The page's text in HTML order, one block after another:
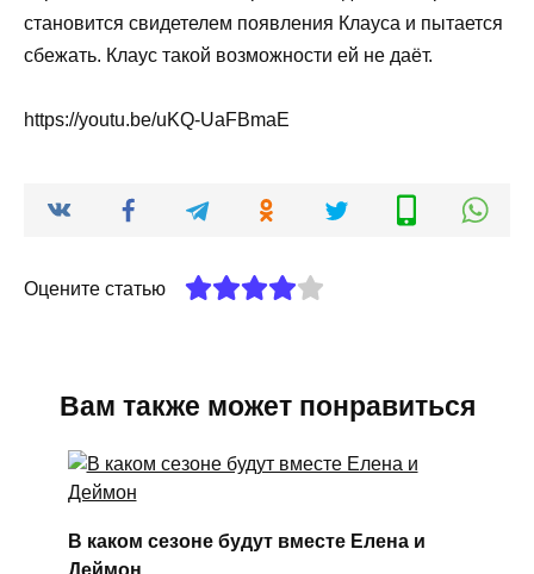
становится свидетелем появления Клауса и пытается
сбежать. Клаус такой возможности ей не даёт.
https://youtu.be/uKQ-UaFBmaE
Оцените статью
Вам также может понравиться
В каком сезоне будут вместе Елена и
Деймон